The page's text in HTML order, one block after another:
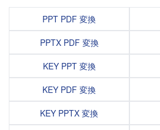
PPT PDF 変換
PPTX PDF 変換
KEY PPT 変換
KEY PDF 変換
KEY PPTX 変換